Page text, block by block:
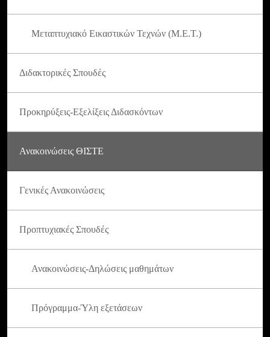
Μεταπτυχιακό Εικαστικών Τεχνών (Μ.Ε.Τ.)
Διδακτορικές Σπουδές
Προκηρύξεις-Εξελίξεις Διδασκόντων
Ανακοινώσεις ΘΙΣΤΕ
Γενικές Ανακοινώσεις
Προπτυχιακές Σπουδές
Ανακοινώσεις-Δηλώσεις μαθημάτων
Πρόγραμμα-Ύλη εξετάσεων